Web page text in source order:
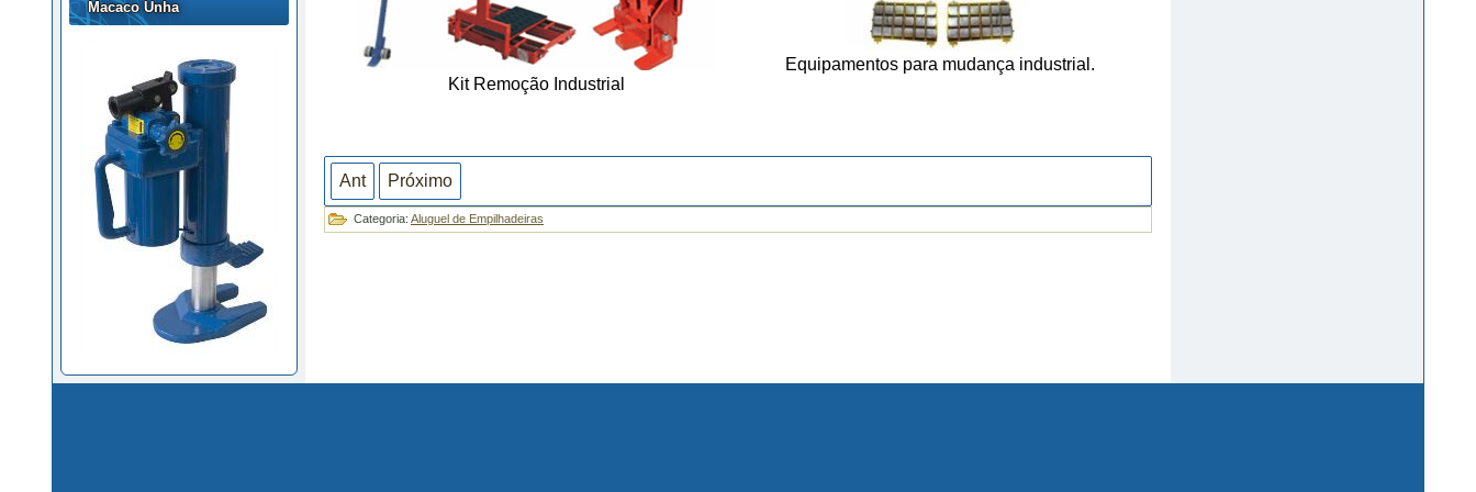
Macaco Unha
Kit Remoção Industrial
Equipamentos para mudança industrial.
Ant Próximo
Categoria: Aluguel de Empilhadeiras